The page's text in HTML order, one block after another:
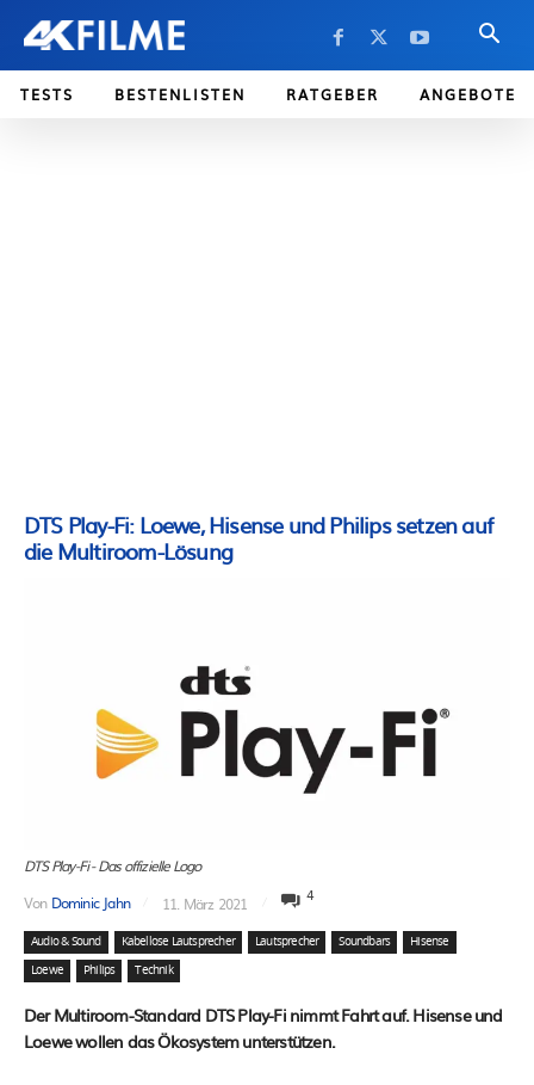
TESTS BESTENLISTEN RATGEBER ANGEBOTE
DTS Play-Fi: Loewe, Hisense und Philips setzen auf
die Multiroom-Lösung
DTS Play-Fi - Das offizielle Logo
Von Dominic Jahn 11. März 2021 4
Audio & Sound Kabellose Lautsprecher Lautsprecher Soundbars Hisense
Loewe Philips Technik
Der Multiroom-Standard DTS Play-Fi nimmt Fahrt auf. Hisense und
Loewe wollen das Ökosystem unterstützen.